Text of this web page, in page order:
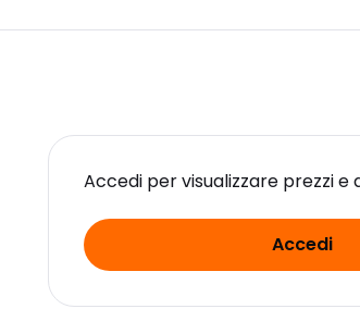
Accedi per visualizzare prezzi e
Accedi